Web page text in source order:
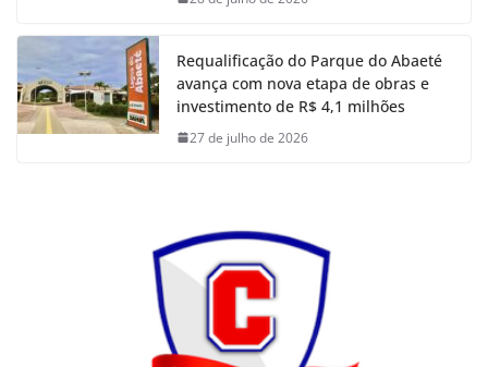
Requalificação do Parque do Abaeté
avança com nova etapa de obras e
investimento de R$ 4,1 milhões
27 de julho de 2026